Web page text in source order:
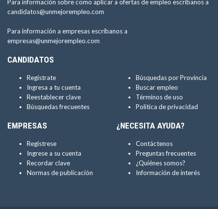
Para información sobre como aplicar a ofertas de empleo escríbanos a
candidatos@unmejorempleo.com
Para información a empresas escríbanos a
empresas@unmejorempleo.com
CANDIDATOS
Regístrate
Ingresa a tu cuenta
Reestablecer clave
Búsquedas frecuentes
Búsquedas por Provincia
Buscar empleo
Términos de uso
Política de privacidad
EMPRESAS
Regístrese
Ingrese a su cuenta
Recordar clave
Normas de publicación
¿NECESITA AYUDA?
Contáctenos
Preguntas frecuentes
¿Quiénes somos?
Información de interés